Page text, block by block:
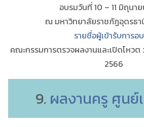
อบรมวันที่ 10 – 11 มิถุนา
ณ มหาวิทยาลัยราชภัฏอุดรธา
รายชื่อผู้เข้ารับการอ
คณะกรรมการตรวจผลงานและเปิดโหวต
2566
9. ผลงานครู ศูนย์